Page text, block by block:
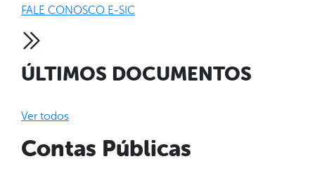
FALE CONOSCO E-SIC
ÚLTIMOS DOCUMENTOS
Ver todos
Contas Públicas